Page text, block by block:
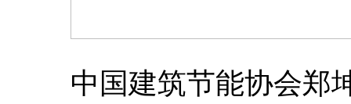
中国建筑节能协会郑